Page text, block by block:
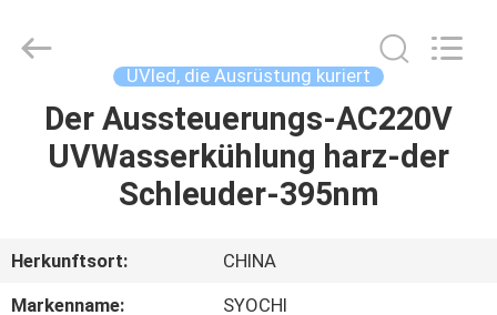
HAUS
PRODUKTE
ÜBER
UNS
Electronics
UVled, die Ausrüstung kuriert
Der Aussteuerungs-AC220V
UVWasserkühlung harz-der
Schleuder-395nm
Herkunftsort:
CHINA
Markenname:
SYOCHI